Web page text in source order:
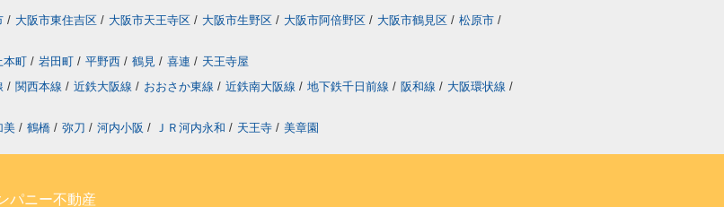
/ 大阪市東住吉区 / 大阪市天王寺区 / 大阪市生野区 / 大阪市阿倍野区 / 大阪市鶴見区 / 松原市 /
本町 / 岩田町 / 平野西 / 鶴見 / 喜連 / 天王寺屋
/ 関西本線 / 近鉄大阪線 / おおさか東線 / 近鉄南大阪線 / 地下鉄千日前線 / 阪和線 / 大阪環状線 /
美 / 鶴橋 / 弥刀 / 河内小阪 / ＪＲ河内永和 / 天王寺 / 美章園
パニー不動産